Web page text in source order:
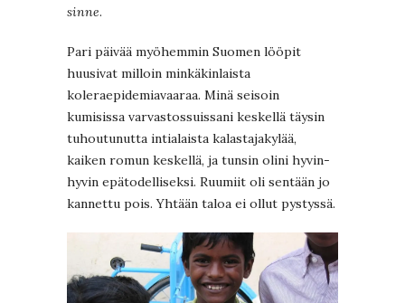
sinne.
Pari päivää myöhemmin Suomen lööpit
huusivat milloin minkäkinlaista
koleraepidemiavaaraa. Minä seisoin
kumisissa varvastossuissani keskellä täysin
tuhoutunutta intialaista kalastajakylää,
kaiken romun keskellä, ja tunsin olini hyvin-
hyvin epätodelliseksi. Ruumiit oli sentään jo
kannettu pois. Yhtään taloa ei ollut pystyssä.